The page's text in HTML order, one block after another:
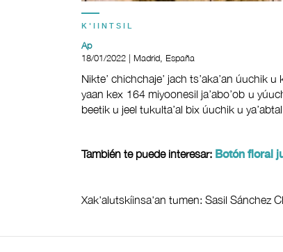
K'IINTSIL
Ap
18/01/2022 | Madrid, España
Nikte’ chichchaje’ jach ts’aka’an úuchik u
yaan kex 164 miyoonesil ja’abo’ob u
beetik u jeel tukulta’al bix úuchik u
También te puede interesar: Botón floral
Xak'alutskíinsa'an tumen: Sasil Sánchez